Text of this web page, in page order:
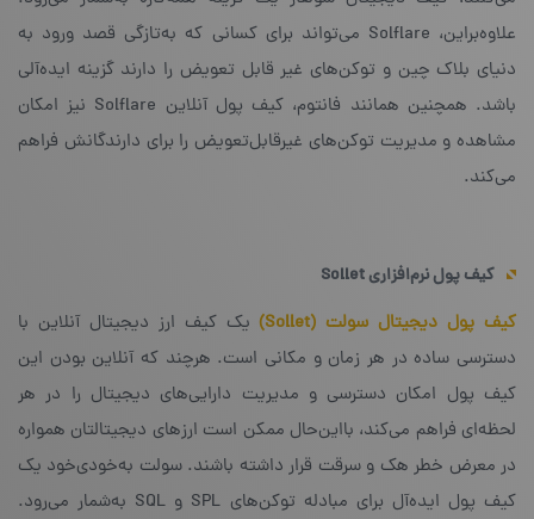
علاوه‌براین، Solflare می‌تواند برای کسانی که به‌تازگی قصد ورود به
دنیای بلاک چین و توکن‌های غیر قابل تعویض را دارند گزینه‌ ایده‌آلی
باشد. همچنین همانند فانتوم، کیف پول آنلاین Solflare نیز امکان
مشاهده و مدیریت توکن‌های غیرقابل‌تعویض را برای دارندگانش فراهم
می‌کند.
کیف پول نرم‌افزاریSollet
کیف پول دیجیتال سولت (Sollet)
یک کیف ارز دیجیتال آنلاین با
دسترسی ساده در هر زمان و مکانی است. هرچند که آنلاین بودن این
کیف پول امکان دسترسی و مدیریت دارایی‌های دیجیتال را در هر
لحظه‌ای فراهم می‌کند، بااین‌حال ممکن است ارزهای دیجیتالتان همواره
در معرض خطر هک و سرقت قرار داشته باشند. سولت به‌خودی‌خود یک
کیف پول ایده‌آل برای مبادله‌ توکن‌های SPL و SQL به‌شمار می‌رود.